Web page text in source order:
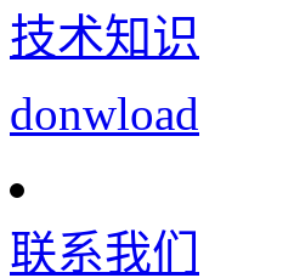
技术知识
donwload
联系我们